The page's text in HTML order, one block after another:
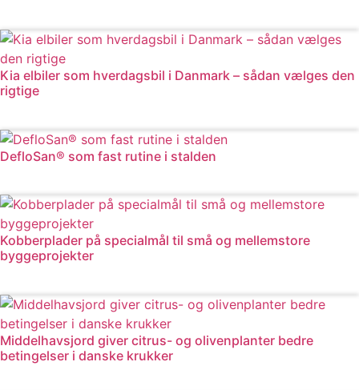
Kia elbiler som hverdagsbil i Danmark – sådan vælges den
rigtige
DefloSan® som fast rutine i stalden
Kobberplader på specialmål til små og mellemstore
byggeprojekter
Middelhavsjord giver citrus- og olivenplanter bedre
betingelser i danske krukker